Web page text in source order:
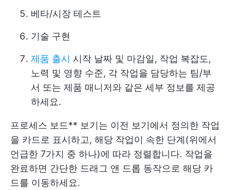
베타/시장 테스트
기술 구현
제품 출시 시작 날짜 및 마감일, 작업 복잡도,
노력 및 영향 수준, 각 작업을 담당하는 팀/부
서 또는 제품 매니저와 같은 세부 정보를 제공
하세요.
프로세스 보드** 보기는 이전 보기에서 정의한 작업
을 카드로 표시하고, 해당 작업이 속한 단계(위에서
언급한 7가지 중 하나)에 따라 정렬합니다. 작업을
완료하면 간단한 드래그 앤 드롭 동작으로 해당 카
드를 이동하세요.